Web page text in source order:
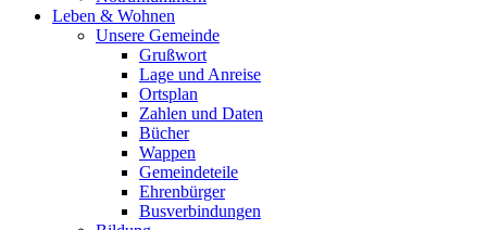
Leben & Wohnen
Unsere Gemeinde
Grußwort
Lage und Anreise
Ortsplan
Zahlen und Daten
Bücher
Wappen
Gemeindeteile
Ehrenbürger
Busverbindungen